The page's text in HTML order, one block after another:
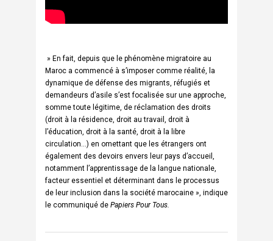
» En fait, depuis que le phénomène migratoire au
Maroc a commencé à s’imposer comme réalité, la
dynamique de défense des migrants, réfugiés et
demandeurs d’asile s’est focalisée sur une approche,
somme toute légitime, de réclamation des droits
(droit à la résidence, droit au travail, droit à
l’éducation, droit à la santé, droit à la libre
circulation…) en omettant que les étrangers ont
également des devoirs envers leur pays d’accueil,
notamment l’apprentissage de la langue nationale,
facteur essentiel et déterminant dans le processus
de leur inclusion dans la société marocaine », indique
le communiqué de Papiers Pour Tous.